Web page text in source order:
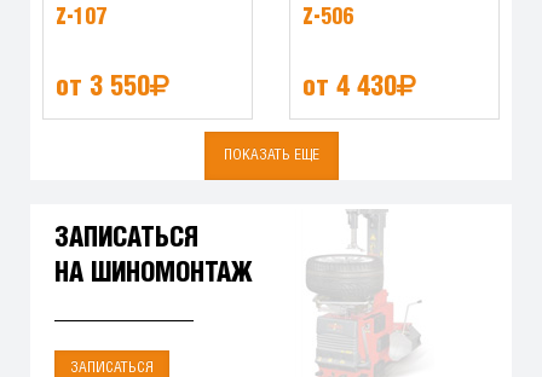
Z-107
от 3 550
Z-506
от 4 430
ПОКАЗАТЬ ЕЩЕ
ЗАПИСАТЬСЯ
НА ШИНОМОНТАЖ
ЗАПИСАТЬСЯ